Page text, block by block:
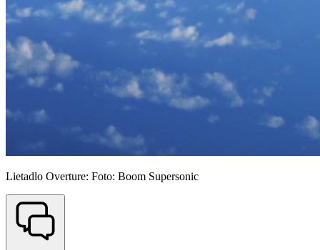
Lietadlo Overture: Foto: Boom Supersonic